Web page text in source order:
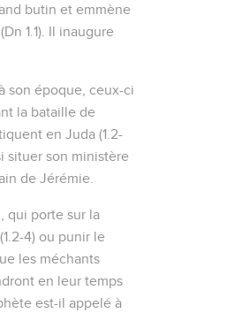
butin et emmène
1.1). Il inaugure
son époque, ceux-ci
la bataille de
en Juda (1.2-
situer son ministère
de Jérémie.
qui porte sur la
4) ou punir le
les méchants
en leur temps
est-il appelé à